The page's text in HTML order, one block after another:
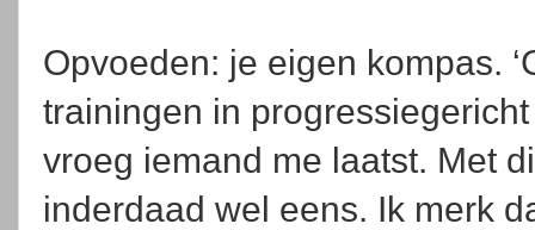
Opvoeden: je eigen kompas.
trainingen in progressiegericht
vroeg iemand me laatst. Met
inderdaad wel eens. Ik merk